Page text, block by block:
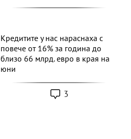
Кредитите у нас нараснаха с
повече от 16% за година до
близо 66 млрд. евро в края на
юни
3